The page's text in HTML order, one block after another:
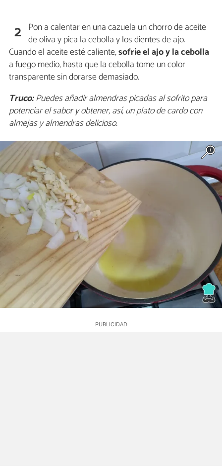
2 Pon a calentar en una cazuela un chorro de aceite
de oliva y pica la cebolla y los dientes de ajo.
Cuando el aceite esté caliente,sofríe el ajo y la cebolla
a fuego medio, hasta que la cebolla tome un color
transparente sin dorarse demasiado.
Truco:Puedes añadir almendras picadas al sofrito para
potenciar el sabor y obtener, así, un plato de cardo con
almejas y almendras delicioso.